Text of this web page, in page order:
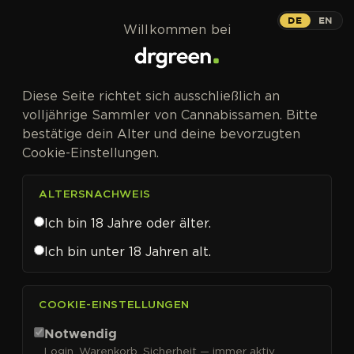
Greenhouse Seed Co.
DE EN
Willkommen bei
Diese Seite richtet sich ausschließlich an
volljährige Sammler von Cannabissamen. Bitte
bestätige dein Alter und deine bevorzugten
Cookie-Einstellungen.
ALTERSNACHWEIS
Ich bin 18 Jahre oder älter.
Ich bin unter 18 Jahren alt.
COOKIE-EINSTELLUNGEN
Notwendig
Login, Warenkorb, Sicherheit — immer aktiv.